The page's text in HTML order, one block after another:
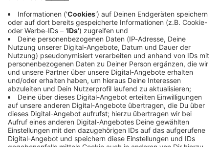
Immer auf dem Laufenden
bleiben!